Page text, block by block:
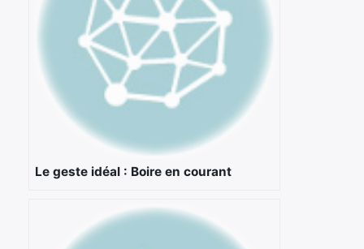
Le geste idéal : Boire en courant
Rechercher